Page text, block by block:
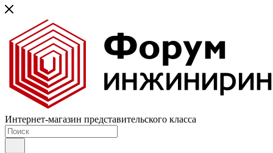
Интернет-магазин представительского класса